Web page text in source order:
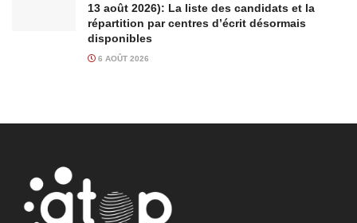
13 août 2026): La liste des candidats et la
répartition par centres d’écrit désormais
disponibles
6 AOÛT 2026